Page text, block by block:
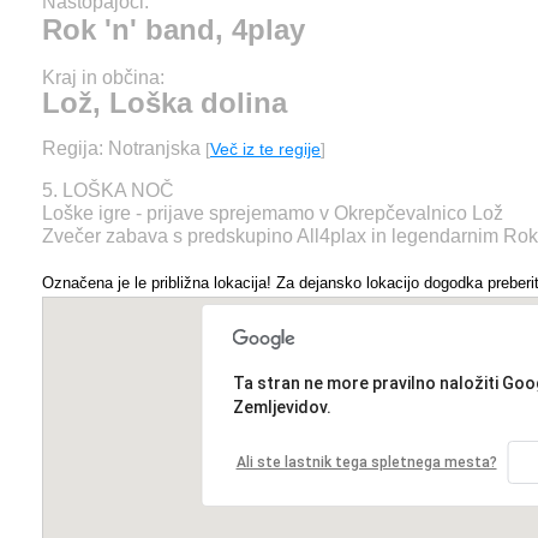
Rok 'n' band, 4play
Kraj in občina:
Lož, Loška dolina
Regija: Notranjska [Več iz te regije]
5. LOŠKA NOČ
Loške igre - prijave sprejemamo v Okrepčevalnico Lož
Zvečer zabava s predskupino All4plax in legendarnim
Označena je le približna lokacija! Za dejansko lokacijo dogodka
Ta stran ne more pravilno naložiti
Zemljevidov.
Ali ste lastnik tega spletnega mesta?